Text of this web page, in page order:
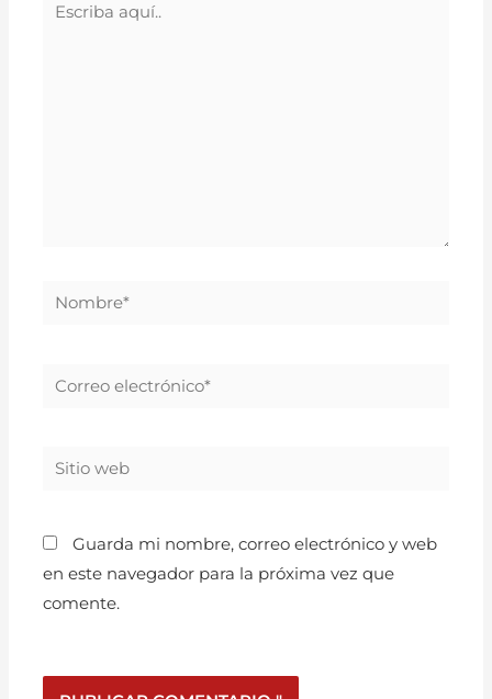
Guarda mi nombre, correo electrónico y web
en este navegador para la próxima vez que
comente.